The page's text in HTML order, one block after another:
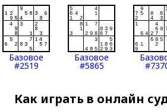
Базовое
#2519
Базовое
#5865
Как играть в онлайн